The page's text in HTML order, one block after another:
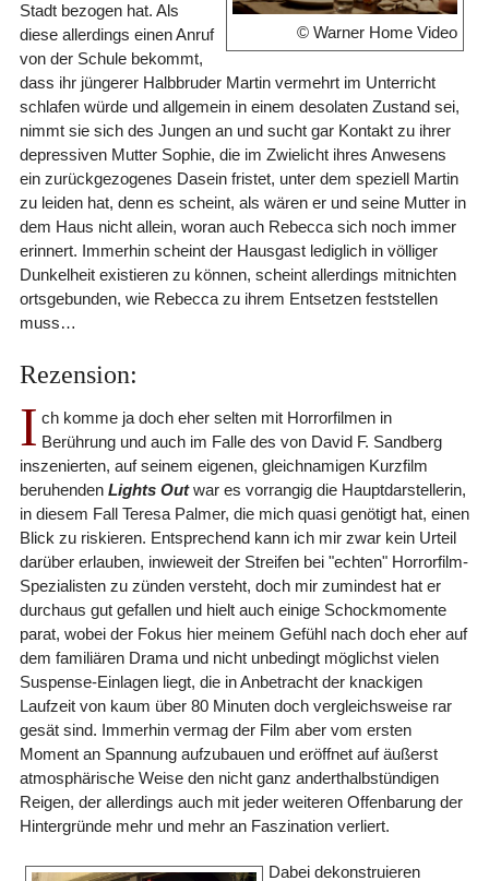
© Warner Home Video
Stadt bezogen hat. Als
diese allerdings einen Anruf
von der Schule bekommt,
dass ihr jüngerer Halbbruder Martin vermehrt im Unterricht
schlafen würde und allgemein in einem desolaten Zustand sei,
nimmt sie sich des Jungen an und sucht gar Kontakt zu ihrer
depressiven Mutter Sophie, die im Zwielicht ihres Anwesens
ein zurückgezogenes Dasein fristet, unter dem speziell Martin
zu leiden hat, denn es scheint, als wären er und seine Mutter in
dem Haus nicht allein, woran auch Rebecca sich noch immer
erinnert. Immerhin scheint der Hausgast lediglich in völliger
Dunkelheit existieren zu können, scheint allerdings mitnichten
ortsgebunden, wie Rebecca zu ihrem Entsetzen feststellen
muss…
Rezension:
I ch komme ja doch eher selten mit Horrorfilmen in
Berührung und auch im Falle des von David F. Sandberg
inszenierten, auf seinem eigenen, gleichnamigen Kurzfilm
beruhenden Lights Outwar es vorrangig die Hauptdarstellerin,
in diesem Fall Teresa Palmer, die mich quasi genötigt hat, einen
Blick zu riskieren. Entsprechend kann ich mir zwar kein Urteil
darüber erlauben, inwieweit der Streifen bei "echten" Horrorfilm-
Spezialisten zu zünden versteht, doch mir zumindest hat er
durchaus gut gefallen und hielt auch einige Schockmomente
parat, wobei der Fokus hier meinem Gefühl nach doch eher auf
dem familiären Drama und nicht unbedingt möglichst vielen
Suspense-Einlagen liegt, die in Anbetracht der knackigen
Laufzeit von kaum über 80 Minuten doch vergleichsweise rar
gesät sind. Immerhin vermag der Film aber vom ersten
Moment an Spannung aufzubauen und eröffnet auf äußerst
atmosphärische Weise den nicht ganz anderthalbstündigen
Reigen, der allerdings auch mit jeder weiteren Offenbarung der
Hintergründe mehr und mehr an Faszination verliert.
Dabei dekonstruieren